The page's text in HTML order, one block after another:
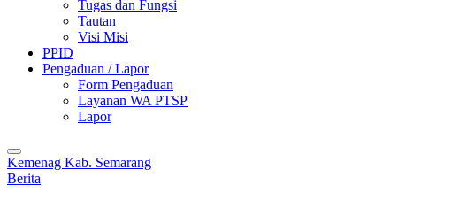
Tugas dan Fungsi
Tautan
Visi Misi
PPID
Pengaduan / Lapor
Form Pengaduan
Layanan WA PTSP
Lapor
Kemenag Kab. Semarang
Berita